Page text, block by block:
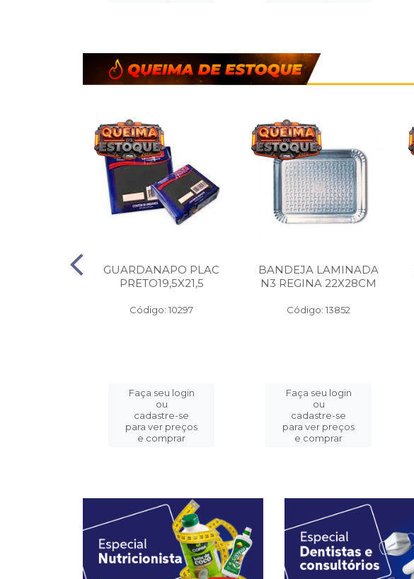
GUARDANAPO PLAC
PRETO19,5X21,5
Código: 10297
Faça seu login
ou
cadastre-se
para ver preços
e comprar
BANDEJA LAMINADA
N3 REGINA 22X28CM
Código: 13852
Faça seu login
ou
cadastre-se
para ver preços
e comprar